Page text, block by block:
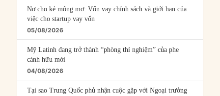
Nợ cho kẻ mộng mơ: Vốn vay chính sách và giới hạn của
việc cho startup vay vốn
05/08/2026
Mỹ Latinh đang trở thành “phòng thí nghiệm” của phe
cánh hữu mới
04/08/2026
Tại sao Trung Quốc phủ nhận cuộc gặp với Ngoại trưởng